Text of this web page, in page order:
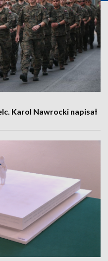
Karol Nawrocki napisał